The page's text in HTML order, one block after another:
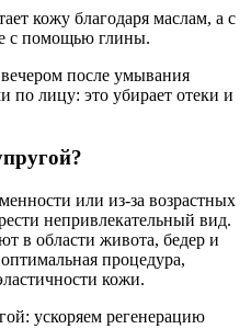
кожу благодаря маслам, а с
с помощью глины.
после умывания
по лицу: это убирает отеки и
или из-за возрастных
непривлекательный вид.
в области живота, бедер и
процедура,
кожи.
ускоряем регенерацию